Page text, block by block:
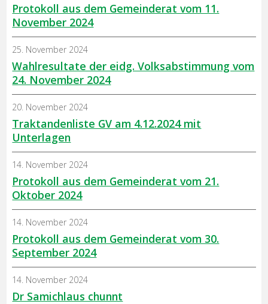
Protokoll aus dem Gemeinderat vom 11.
November 2024
Wahlresultate der eidg. Volksabstimmung vom
24. November 2024
25. November 2024
Traktandenliste GV am 4.12.2024 mit
Unterlagen
20. November 2024
Protokoll aus dem Gemeinderat vom 21.
Oktober 2024
14. November 2024
Protokoll aus dem Gemeinderat vom 30.
September 2024
14. November 2024
Dr Samichlaus chunnt
14. November 2024